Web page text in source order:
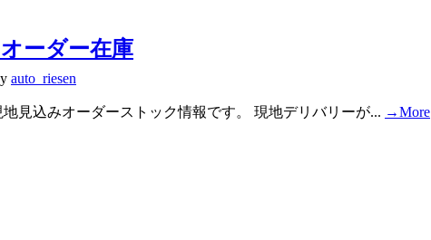
ーダー在庫
auto_riesen
見込みオーダーストック情報です。 現地デリバリーが... →More